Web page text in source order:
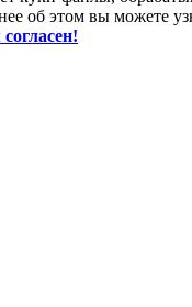
об этом вы можете